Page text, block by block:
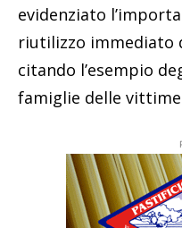
evidenziato
riutilizzo immediato
citando l’esempio
famiglie delle